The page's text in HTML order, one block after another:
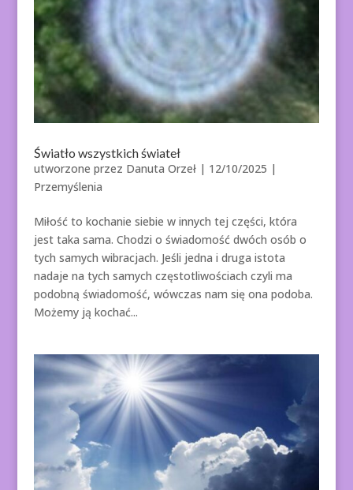
Światło wszystkich świateł
utworzone przez Danuta Orzeł| 12/10/2025 |
Przemyślenia
Miłość to kochanie siebie w innych tej części, która
jest taka sama. Chodzi o świadomość dwóch osób o
tych samych wibracjach. Jeśli jedna i druga istota
nadaje na tych samych częstotliwościach czyli ma
podobną świadomość, wówczas nam się ona podoba.
Możemy ją kochać...